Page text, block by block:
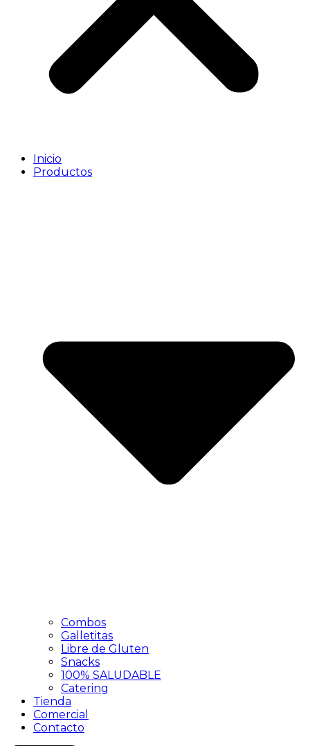
Inicio
Productos
Combos
Galletitas
Libre de Gluten
Snacks
100% SALUDABLE
Catering
Tienda
Comercial
Contacto